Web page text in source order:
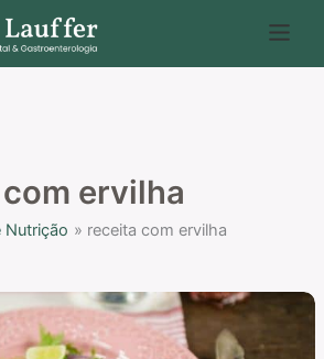
ervilha
Nutrição receita com ervilha